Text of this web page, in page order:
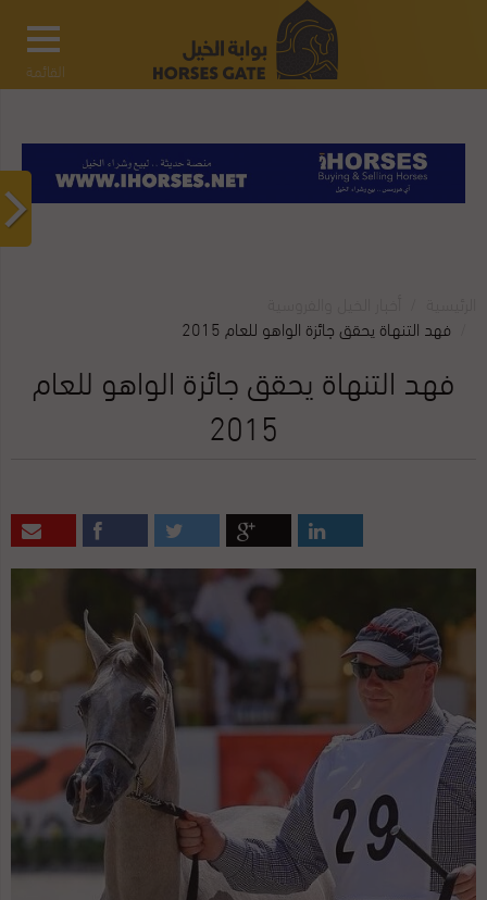
القائمة
فهد التنهاة يحقق جائزة الواهو للعام 2015
فهد التنهاة يحقق جائزة الواهو للعام
2015